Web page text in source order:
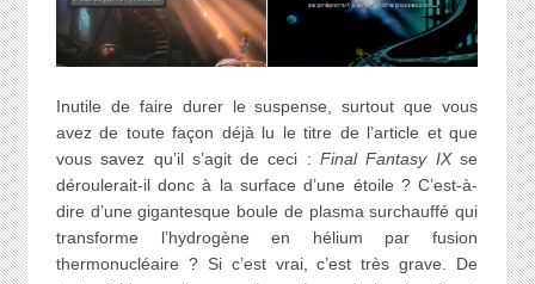
Inutile de faire durer le suspense, surtout que vous
avez de toute façon déjà lu le titre de l’article et que
vous savez qu’il s’agit de ceci :Final Fantasy IXse
déroulerait-il donc à la surface d’une étoile ? C’est-à-
dire d’une gigantesque boule de plasma surchauffé qui
transforme l’hydrogène en hélium par fusion
thermonucléaire ? Si c’est vrai, c’est très grave. De